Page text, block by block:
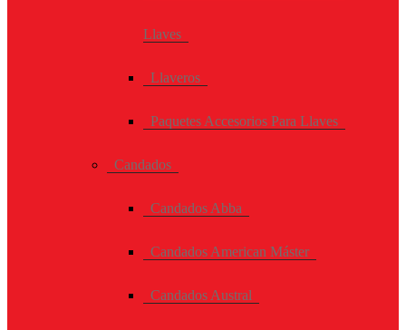
Llaves
Llaveros
Paquetes Accesorios Para Llaves
Candados
Candados Abba
Candados American Máster
Candados Austral